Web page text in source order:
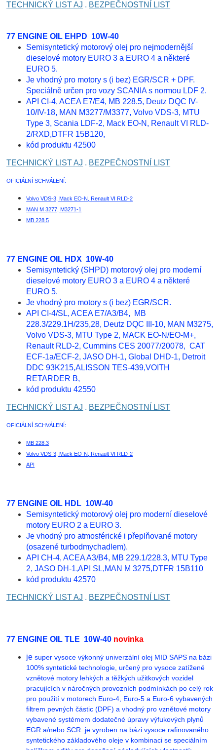
TECHNICKÝ LIST AJ . BEZPEČNOSTNÍ LIST
77 ENGINE OIL EHPD 10W-40
Semisyntetický motorový olej pro nejmodernější
dieselové motory EURO 3 a EURO 4 a některé
EURO 5.
Je vhodný pro motory s (i bez) EGR/SCR + DPF.
Speciálně určen pro vozy SCANIA s normou LDF 2.
API CI-4, ACEA E7/E4, MB 228.5, Deutz DQC IV-
10/IV-18, MAN M3277/M3377, Volvo VDS-3, MTU
Type 3, Scania LDF-2, Mack EO-N, Renault VI RLD-
2/RXD,DTFR 15B120,
kód produktu 42500
TECHNICKÝ LIST AJ . BEZPEČNOSTNÍ LIST
OFICIÁLNÍ SCHVÁLENÍ:
Volvo VDS-3, Mack EO-N, Renault VI RLD-2
MAN M 3277, M3271-1
MB 228.5
77 ENGINE OIL HDX 10W-40
Semisyntetický (SHPD) motorový olej pro moderní
dieselové motory EURO 3 a EURO 4 a některé
EURO 5.
Je vhodný pro motory s (i bez) EGR/SCR.
API CI-4/SL, ACEA E7/A3/B4, MB
228.3/229.1H/235,28, Deutz DQC III-10, MAN M3275,
Volvo VDS-3, MTU Type 2, MACK EO-N/EO-M+,
Renault RLD-2, Cummins CES 20077/20078, CAT
ECF-1a/ECF-2, JASO DH-1, Global DHD-1, Detroit
DDC 93K215,ALISSON TES-439,VOITH
RETARDER B,
kód produktu 42550
TECHNICKÝ LIST AJ . BEZPEČNOSTNÍ LIST
OFICIÁLNÍ SCHVÁLENÍ:
MB 228.3
Volvo VDS-3, Mack EO-N, Renault VI RLD-2
API
77 ENGINE OIL HDL 10W-40
Semisyntetický motorový olej pro moderní dieselové
motory EURO 2 a EURO 3.
Je vhodný pro atmosférické i přeplňované motory
(osazené turbodmychadlem).
API CH-4, ACEA A3/B4, MB 229.1/228.3, MTU Type
2, JASO DH-1,API SL,MAN M 3275,DTFR 15B110
kód produktu 42570
TECHNICKÝ LIST AJ . BEZPEČNOSTNÍ LIST
77 ENGINE OIL TLE 10W-40 novinka
jesuper vysoce výkonný univerzální olej MID SAPS na bázi
100% syntetické technologie, určený pro vysoce zatížené
vznětové motory lehkých a těžkých užitkových vozidel
pracujících v náročných provozních podmínkách po celý rok
pro použití v motorech Euro-4, Euro-5 a Euro-6 vybavených
filtrem pevných částic (DPF) a vhodný pro vznětové motory
vybavené systémem dodatečné úpravy výfukových plynů
EGR a/nebo SCR. je vyroben na bázi vysoce rafinovaného
syntetického základového oleje v kombinaci se speciálním